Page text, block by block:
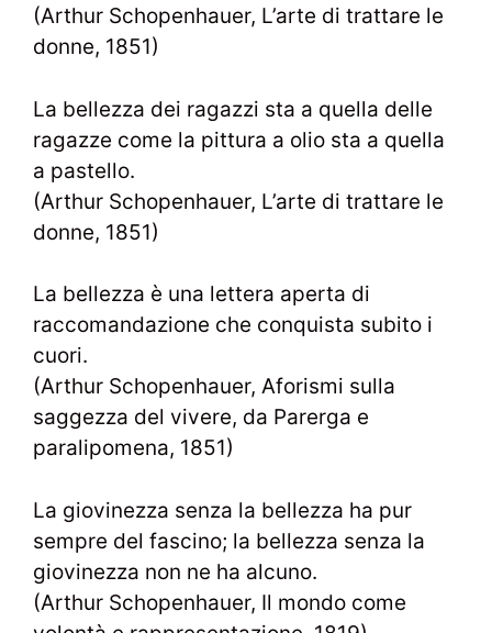
(Arthur Schopenhauer, L’arte di trattare le
donne, 1851)
La bellezza dei ragazzi sta a quella delle
ragazze come la pittura a olio sta a quella
a pastello.
(Arthur Schopenhauer, L’arte di trattare le
donne, 1851)
La bellezza è una lettera aperta di
raccomandazione che conquista subito i
cuori.
(Arthur Schopenhauer, Aforismi sulla
saggezza del vivere, da Parerga e
paralipomena, 1851)
La giovinezza senza la bellezza ha pur
sempre del fascino; la bellezza senza la
giovinezza non ne ha alcuno.
(Arthur Schopenhauer, Il mondo come